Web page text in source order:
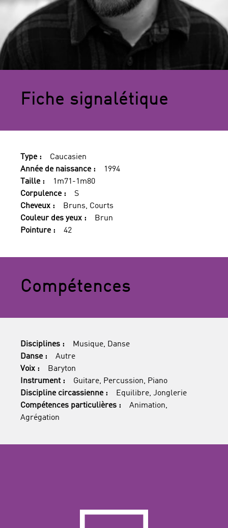
Fiche signalétique
Type :
Caucasien
Année de naissance :
1994
Taille :
1m71-1m80
Corpulence :
S
Cheveux :
Bruns, Courts
Couleur des yeux :
Brun
Pointure :
42
Compétences
Disciplines :
Musique, Danse
Danse :
Autre
Voix :
Baryton
Instrument :
Guitare, Percussion, Piano
Discipline circassienne :
Equilibre, Jonglerie
Compétences particulières :
Animation,
Agrégation